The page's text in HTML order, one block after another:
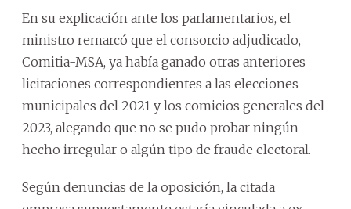
En su explicación ante los parlamentarios, el
ministro remarcó que el consorcio adjudicado,
Comitia-MSA, ya había ganado otras anteriores
licitaciones correspondientes a las elecciones
municipales del 2021 y los comicios generales del
2023, alegando que no se pudo probar ningún
hecho irregular o algún tipo de fraude electoral.
Según denuncias de la oposición, la citada